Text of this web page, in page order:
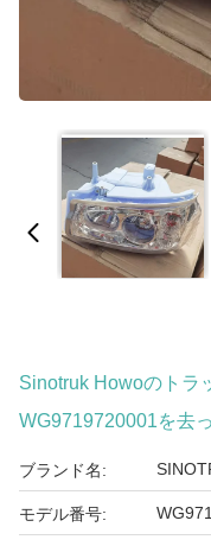
Sinotruk Howoのトラ
WG9719720001を去
ブランド名:
モデル番号: